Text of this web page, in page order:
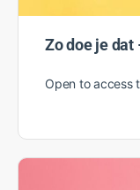
Zo doe je
Open to access